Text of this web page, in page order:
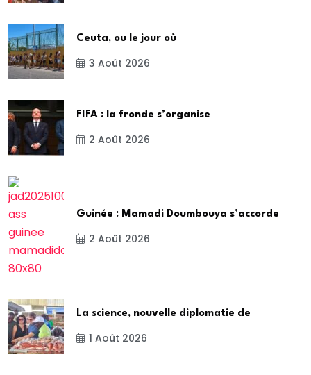
Ceuta, ou le jour où
3 Août 2026
FIFA : la fronde s’organise
2 Août 2026
Guinée : Mamadi Doumbouya s’accorde
2 Août 2026
La science, nouvelle diplomatie de
1 Août 2026